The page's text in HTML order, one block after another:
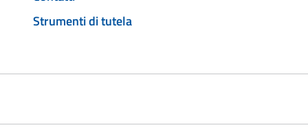
Strumenti di tutela